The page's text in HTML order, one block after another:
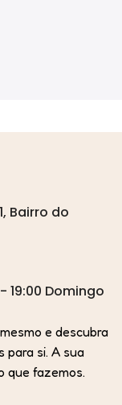
Bairro do
19:00 Domingo
e descubra
para si. A sua
que fazemos.